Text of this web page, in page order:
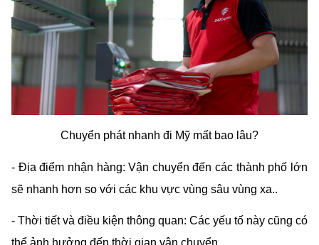
Chuyển phát nhanh đi Mỹ mất bao lâu?
- Địa điểm nhận hàng: Vận chuyển đến các thành phố lớn
sẽ nhanh hơn so với các khu vực vùng sâu vùng xa..
- Thời tiết và điều kiện thông quan: Các yếu tố này cũng có
thể ảnh hưởng đến thời gian vận chuyển.